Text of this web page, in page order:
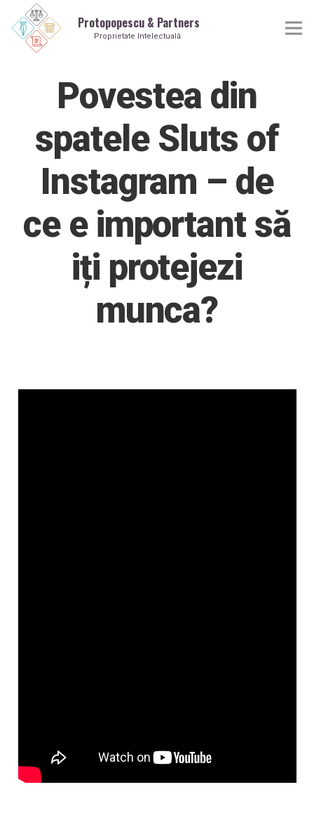
Protopopescu & Partners
Proprietate Intelectuală
Povestea din
spatele Sluts of
Instagram – de
ce e important să
iți protejezi
munca?